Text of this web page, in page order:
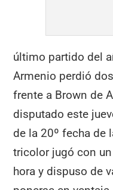
último partido del
Armenio perdió
frente a Brown de
disputado este
de la 20º fecha de
tricolor jugó con
hora y dispuso de